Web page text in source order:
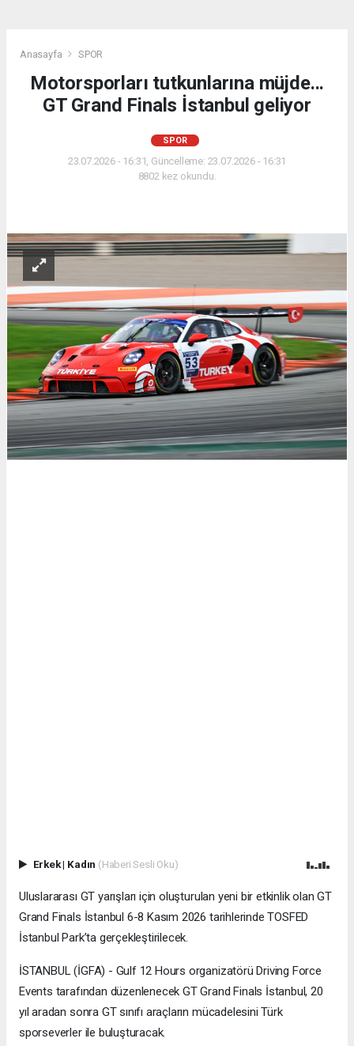
Anasayfa SPOR
Motorsporları tutkunlarına müjde...
GT Grand Finals İstanbul geliyor
SPOR
23.07.2026 - 16:31, Güncelleme: 23.07.2026 - 16:31
8802 kez okundu.
Erkek| Kadın (Haberi Sesli Oku)
Uluslararası GT yarışları için oluşturulan yeni bir etkinlik olan GT
Grand Finals İstanbul 6-8 Kasım 2026 tarihlerinde TOSFED
İstanbul Park’ta gerçekleştirilecek.
İSTANBUL (İGFA) - Gulf 12 Hours organizatörü Driving Force
Events tarafından düzenlenecek GT Grand Finals İstanbul, 20
yıl aradan sonra GT sınıfı araçların mücadelesini Türk
sporseverler ile buluşturacak.